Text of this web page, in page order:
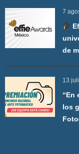
7
de
13
“En
los